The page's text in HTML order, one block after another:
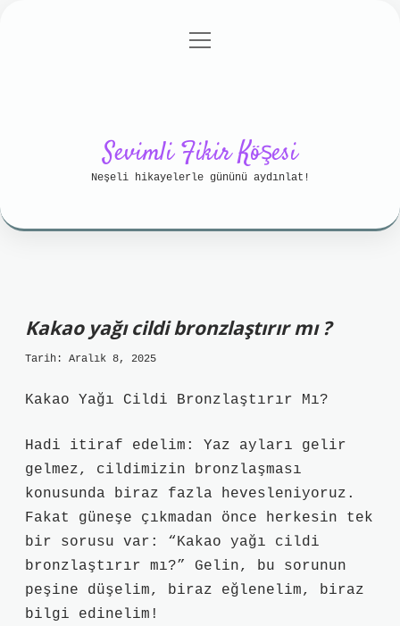
Gizlilik Politikası
menüyü
Sevimli Fikir Köşesi
Neşeli hikayelerle gününü aydınlat!
Kakao yağı cildi bronzlaştırır mı ?
Tarih: Aralık 8, 2025
Kakao Yağı Cildi Bronzlaştırır Mı?
Hadi itiraf edelim: Yaz ayları gelir
gelmez, cildimizin bronzlaşması
konusunda biraz fazla hevesleniyoruz.
Fakat güneşe çıkmadan önce herkesin tek
bir sorusu var: “Kakao yağı cildi
bronzlaştırır mı?” Gelin, bu sorunun
peşine düşelim, biraz eğlenelim, biraz
bilgi edinelim!